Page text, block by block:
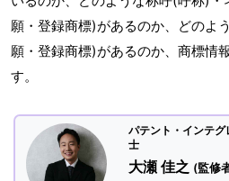
願・登録商標)があるのか、どのよ
願・登録商標)があるのか、商標情
す。
パテント・インテ
士
大瀬 佳之 (監修